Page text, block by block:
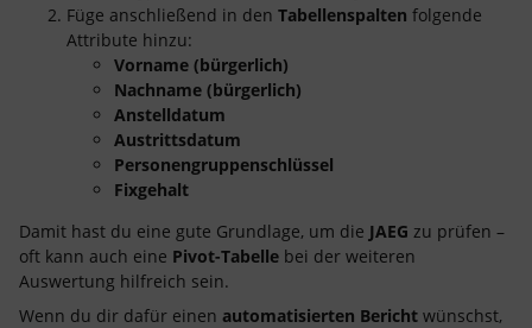
Füge anschließend in den Tabellenspalten folgende
Attribute hinzu:
Vorname (bürgerlich)
Nachname (bürgerlich)
Anstelldatum
Austrittsdatum
Personengruppenschlüssel
Fixgehalt
Damit hast du eine gute Grundlage, um die JAEG zu prüfen –
oft kann auch eine Pivot-Tabelle bei der weiteren
Auswertung hilfreich sein.
Wenn du dir dafür einen automatisierten Bericht wünschst,